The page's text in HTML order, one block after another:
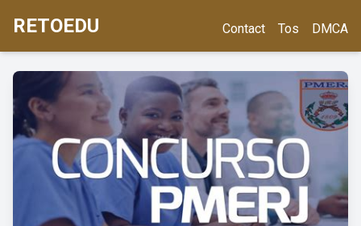
RETOEDU Contact Tos DMCA